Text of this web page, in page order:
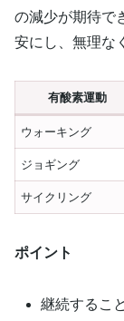
の減少が期待で
安にし、無理な
有酸素運動
ウォーキング
ジョギング
サイクリング
ポイント
継続するこ